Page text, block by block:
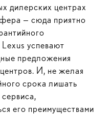
дилерских центрах
— сюда приятно
успевают
предложения
И, не желая
срока лишать
его преимуществами